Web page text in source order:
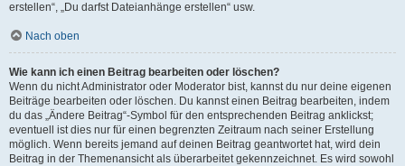
erstellen“, „Du darfst Dateianhänge erstellen“ usw.
Nach oben
Wie kann ich einen Beitrag bearbeiten oder löschen?
Wenn du nicht Administrator oder Moderator bist, kannst du nur deine eigenen
Beiträge bearbeiten oder löschen. Du kannst einen Beitrag bearbeiten, indem
du das „Ändere Beitrag“-Symbol für den entsprechenden Beitrag anklickst;
eventuell ist dies nur für einen begrenzten Zeitraum nach seiner Erstellung
möglich. Wenn bereits jemand auf deinen Beitrag geantwortet hat, wird dein
Beitrag in der Themenansicht als überarbeitet gekennzeichnet. Es wird sowohl